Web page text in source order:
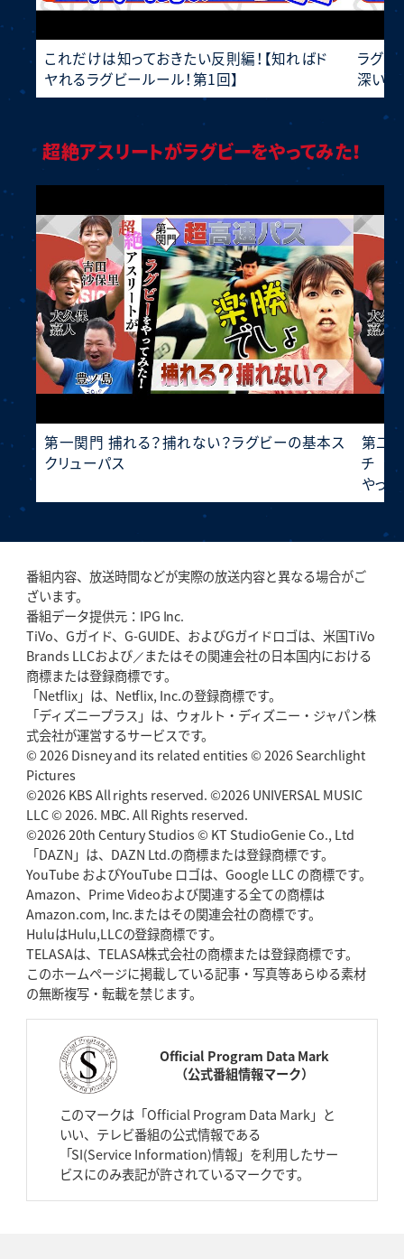
これだけは知っておきたい反則編！【知ればド
ヤれるラグビールール！第1回】
ラグビ
深い！
超絶アスリートがラグビーをやってみた！
第一関門 捕れる？捕れない？ラグビーの基本ス
クリューパス
第二
チ そ
やって
番組内容、放送時間などが実際の放送内容と異なる場合がご
ざいます。
番組データ提供元：IPG Inc.
TiVo、Gガイド、G-GUIDE、およびGガイドロゴは、米国TiVo
Brands LLCおよび／またはその関連会社の日本国内における
商標または登録商標です。
「Netflix」は、Netflix, Inc.の登録商標です。
「ディズニープラス」は、ウォルト・ディズニー・ジャパン株
式会社が運営するサービスです。
© 2026 Disney and its related entities © 2026 Searchlight
Pictures
©2026 KBS All rights reserved. ©2026 UNIVERSAL MUSIC
LLC © 2026. MBC. All Rights reserved.
©2026 20th Century Studios © KT StudioGenie Co., Ltd
「DAZN」は、DAZN Ltd.の商標または登録商標です。
YouTube およびYouTube ロゴは、Google LLC の商標です。
Amazon、Prime Videoおよび関連する全ての商標は
Amazon.com, Inc.またはその関連会社の商標です。
HuluはHulu,LLCの登録商標です。
TELASAは、TELASA株式会社の商標または登録商標です。
このホームページに掲載している記事・写真等あらゆる素材
の無断複写・転載を禁じます。
Official Program Data Mark
（公式番組情報マーク）
このマークは「Official Program Data Mark」と
いい、テレビ番組の公式情報である
「SI(Service Information)情報」を利用したサー
ビスにのみ表記が許されているマークです。